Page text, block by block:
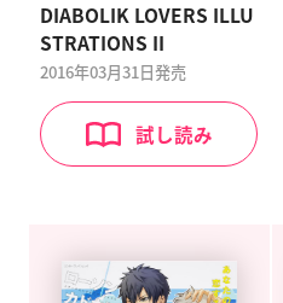
DIABOLIK LOVERS ILLU
STRATIONS II
2016年03月31日発売
試し読み